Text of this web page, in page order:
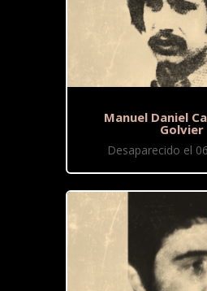
Manuel Daniel
Golvier
Desaparecido el